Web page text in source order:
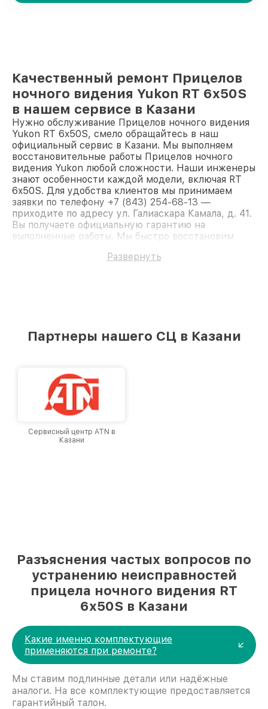
Качественный ремонт Прицелов
ночного видения Yukon RT 6x50S
в нашем сервисе в Казани
Нужно обслуживание Прицелов ночного видения
Yukon RT 6x50S, смело обращайтесь в наш
официальный сервис в Казани. Мы выполняем
восстановительные работы Прицелов ночного
видения Yukon любой сложности. Наши инженеры
знают особенности каждой модели, включая RT
6x50S. Для удобства клиентов мы принимаем
заявки по телефону +7 (843) 254-68-13 —
приходите по адресу ул. Галиаскара Камала, д. 41.
Вы получаете официальную гарантию на
выполненные работы. Мы быстро восстановим
Развернуть
Партнеры нашего СЦ в Казани
Сервисный центр ATN в
Казани
Разъяснения частых вопросов по
устранению неисправностей
прицела ночного видения RT
6x50S в Казани
Какие именно комплектующие
применяются при ремонте?
Мы ставим подлинные детали или надёжные
аналоги. На все комплектующие предоставляется
гарантийный талон.